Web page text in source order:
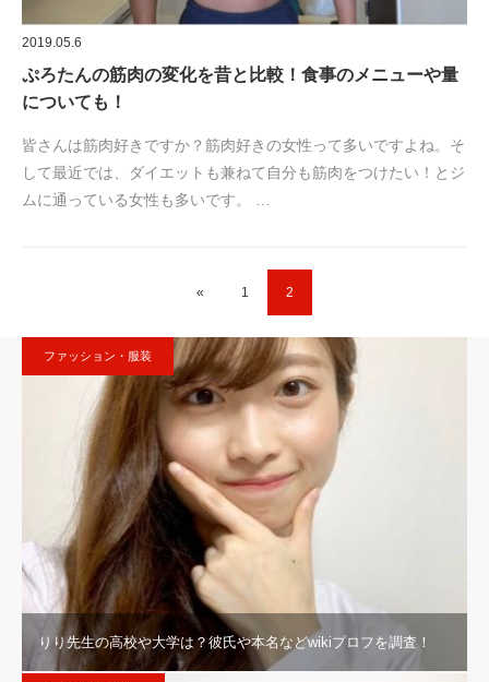
2019.05.6
ぷろたんの筋肉の変化を昔と比較！食事のメニューや量
についても！
皆さんは筋肉好きですか？筋肉好きの女性って多いですよね。そ
して最近では、ダイエットも兼ねて自分も筋肉をつけたい！とジ
ムに通っている女性も多いです。 …
« 1 2
ファッション・服装
りり先生の高校や大学は？彼氏や本名などwikiプロフを調査！